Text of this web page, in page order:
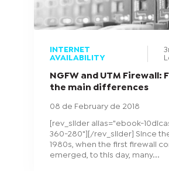
INTERNET
AVAILABILITY
NGFW and UTM Firewall:
the main differences
08 de February de 2018
[rev_slider alias="ebook-
360-280"][/rev_slider] Since
1980s, when the first firewall
emerged, to this day, many...